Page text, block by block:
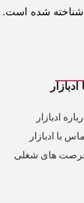
شناخته شده است.
ادبازار
ادبازار
با ادبازار
های شغلی